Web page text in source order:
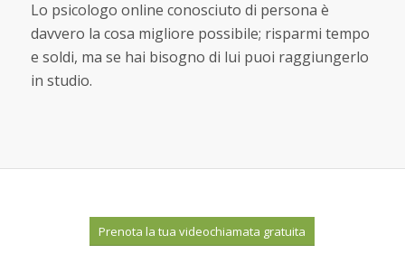
Lo psicologo online conosciuto di persona è
davvero la cosa migliore possibile; risparmi tempo
e soldi, ma se hai bisogno di lui puoi raggiungerlo
in studio.
Prenota la tua videochiamata gratuita